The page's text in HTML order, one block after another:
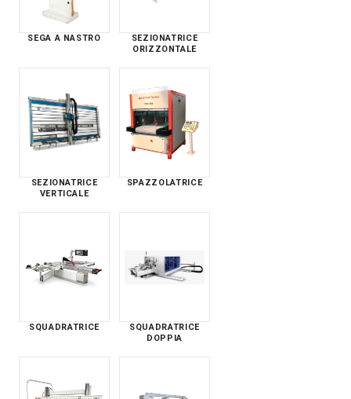
SEGA A NASTRO
SEZIONATRICE
ORIZZONTALE
SEZIONATRICE
VERTICALE
SPAZZOLATRICE
SQUADRATRICE
SQUADRATRICE
DOPPIA